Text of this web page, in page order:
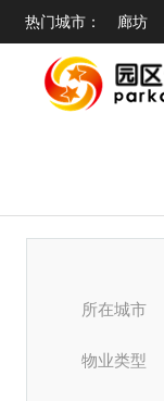
热门城市： 廊坊
所在城市
物业类型